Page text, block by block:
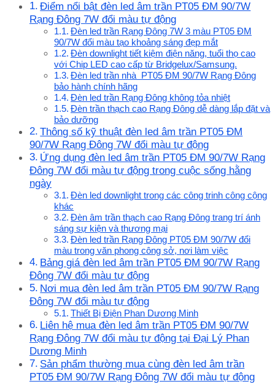
Điểm nổi bật đèn led âm trần PT05 ĐM 90/7W
Rạng Đông 7W đổi màu tự động
Đèn led trần Rạng Đông 7W 3 màu PT05 ĐM
90/7W đổi màu tạo khoảng sáng đẹp mắt
Đèn downlight tiết kiệm điện năng, tuổi thọ cao
với Chip LED cao cấp từ Bridgelux/Samsung.
Đèn led trần nhà PT05 ĐM 90/7W Rạng Đông
bảo hành chính hãng
Đèn led trần Rạng Đông không tỏa nhiệt
Đèn trần thạch cao Rạng Đông dễ dàng lắp đặt và
bảo dưỡng
Thông số kỹ thuật đèn led âm trần PT05 ĐM
90/7W Rạng Đông 7W đổi màu tự động
Ứng dụng đèn led âm trần PT05 ĐM 90/7W Rạng
Đông 7W đổi màu tự động trong cuộc sống hằng
ngày
Đèn led downlight trong các công trinh công cộng
khác
Đèn âm trần thạch cao Rạng Đông trang trí ánh
sáng sự kiện và thương mại
Đèn led trần Rạng Đông PT05 ĐM 90/7W đổi
màu trong văn phong công sở, nơi làm việc
Bảng giá đèn led âm trần PT05 ĐM 90/7W Rạng
Đông 7W đổi màu tự động
Nơi mua đèn led âm trần PT05 ĐM 90/7W Rạng
Đông 7W đổi màu tự động
Thiết Bị Điện Phan Dương Minh
Liên hệ mua đèn led âm trần PT05 ĐM 90/7W
Rạng Đông 7W đổi màu tự động tại Đại Lý Phan
Dương Minh
Sản phẩm thường mua cùng đèn led âm trần
PT05 ĐM 90/7W Rạng Đông 7W đổi màu tự động